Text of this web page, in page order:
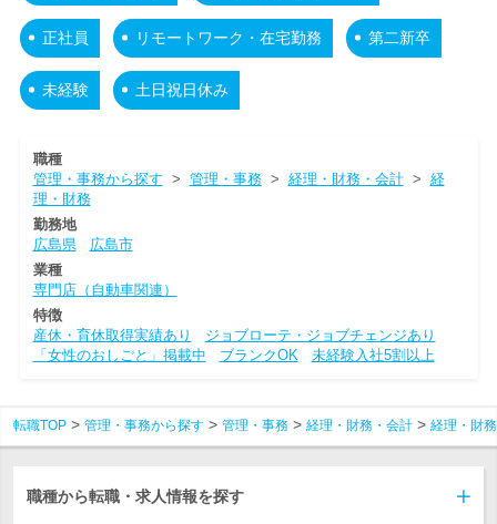
正社員 リモートワーク・在宅勤務 第二新卒
未経験 土日祝日休み
職種
管理・事務から探す > 管理・事務> 経理・財務・会計> 経
理・財務
勤務地
広島県
広島市
業種
専門店（自動車関連）
特徴
産休・育休取得実績あり
ジョブローテ・ジョブチェンジあり
「女性のおしごと」掲載中
ブランクOK 未経験入社5割以上
転職TOP 管理・事務から探す 管理・事務 経理・財務・会計 経理・財務
職種から転職・求人情報を探す